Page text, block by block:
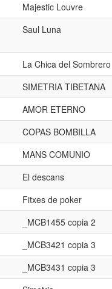
Majestic Louvre
Saul Luna
La Chica del Sombrero
SIMETRIA TIBETANA
AMOR ETERNO
COPAS BOMBILLA
MANS COMUNIO
El descans
Fitxes de poker
_MCB1455 copia 2
_MCB3421 copia 3
_MCB3431 copia 3